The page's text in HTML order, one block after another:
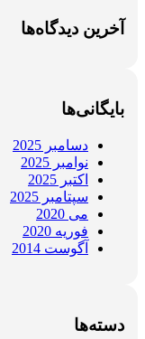
آخرین دیدگاه‌ها
بایگانی‌ها
دسامبر 2025
نوامبر 2025
اکتبر 2025
سپتامبر 2025
می 2020
فوریه 2020
آگوست 2014
دسته‌ها